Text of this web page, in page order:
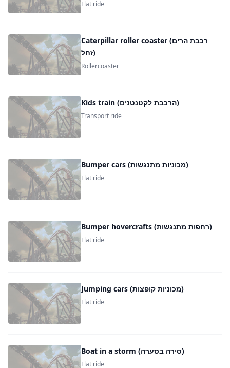
Flat ride
Caterpillar roller coaster (רכבת הרים
זחל)
Rollercoaster
Kids train (הרכבת לקטנטנים)
Transport ride
Bumper cars (מכוניות מתנגשות)
Flat ride
Bumper hovercrafts (רחפות מתנגשות)
Flat ride
Jumping cars (מכוניות קופצות)
Flat ride
Boat in a storm (סירה בסערה)
Flat ride